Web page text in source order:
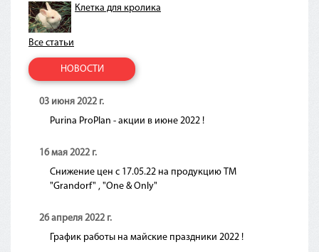
Клетка для кролика
Все статьи
НОВОСТИ
03 июня 2022 г.
Purina ProPlan - акции в июне 2022 !
16 мая 2022 г.
Снижение цен с 17.05.22 на продукцию ТМ
"Grandorf" , "One & Only"
26 апреля 2022 г.
График работы на майские праздники 2022 !